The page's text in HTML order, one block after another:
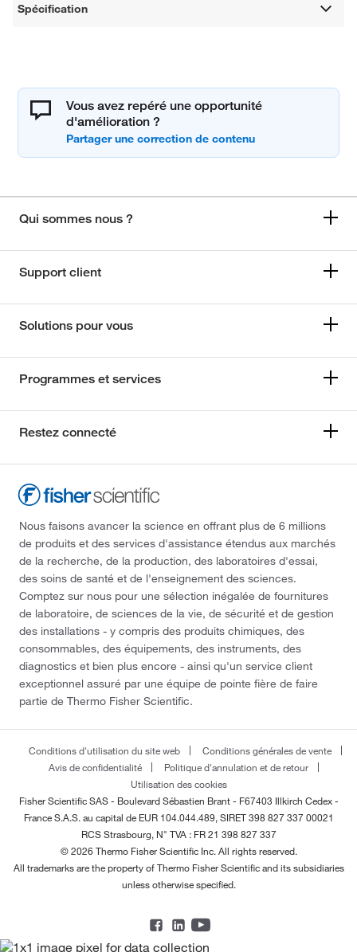
Spécification
Vous avez repéré une opportunité
d'amélioration ?
Qui sommes nous ?
Support client
Solutions pour vous
Programmes et services
Restez connecté
Nous faisons avancer la science en offrant plus de 6 millions
de produits et des services d'assistance étendus aux marchés
de la recherche, de la production, des laboratoires d'essai,
des soins de santé et de l'enseignement des sciences.
Comptez sur nous pour une sélection inégalée de fournitures
de laboratoire, de sciences de la vie, de sécurité et de gestion
des installations - y compris des produits chimiques, des
consommables, des équipements, des instruments, des
diagnostics et bien plus encore - ainsi qu'un service client
exceptionnel assuré par une équipe de pointe fière de faire
partie de Thermo Fisher Scientific.
Conditions d'utilisation du site web
Conditions générales de vente
Avis de confidentialité
Politique d'annulation et de retour
Utilisation des cookies
Fisher Scientific SAS - Boulevard Sébastien Brant - F67403 Illkirch Cedex -
FranceS.A.S. au capital de EUR 104.044.489, SIRET 398 827 337 00021
RCS Strasbourg, N° TVA : FR 21 398 827 337
© 2026 Thermo Fisher Scientific Inc. All rights reserved.
All trademarks are the property of Thermo Fisher Scientific and its subsidiaries
unless otherwise specified.